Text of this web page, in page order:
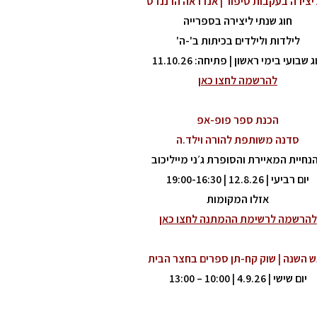
חוג שנתיליצירה בספרייה
לילדות ולילדים בכיתות ב'-ה'
שבועי בימי ראשון | פתיחה: 11.10.26
להרשמה לחצו כאן
הכנת ספר פופ-אפ
סדנה משותפת להורה וילד.ה
המאיירת והסופרת ג׳ני מייליכוב
יום רביעי | 12.8.26 | 19:00-16:30
אזלו המקומות
להרשמה לרשימת ההמתנה לחצו כאן
השנה | שוק קח-תן ספרים בחצר הבית
יום שישי | 4.9.26 | 10:00 – 13:00